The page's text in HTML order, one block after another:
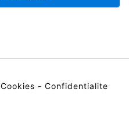
Cookies - Confidentialite